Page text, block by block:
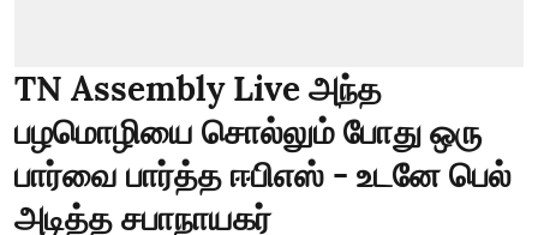
TN Assembly Live அந்த
பழமொழியை சொல்லும் போது ஒரு
பார்வை பார்த்த ஈபிஎஸ் - உடனே பெல்
அடித்த சபாநாயகர்